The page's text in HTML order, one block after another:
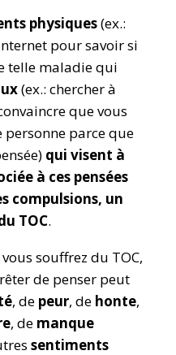
physiques(ex.:
pour savoir si
telle maladie qui
(ex.: chercher à
que vous
personne parce que
qui visent à
à ces pensées
compulsions, un
TOC.
souffrez du TOC,
de penser peut
, de peur, de honte,
, de manque
sentiments